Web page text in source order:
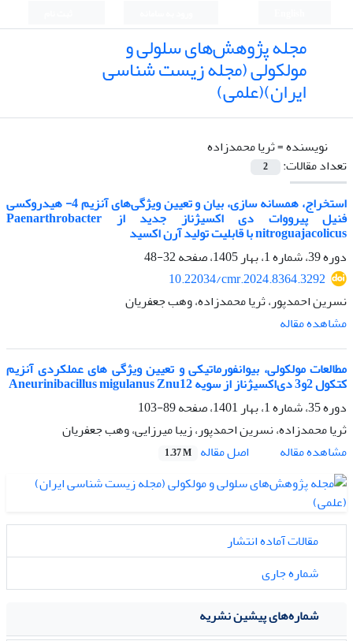
مجله پژوهش‌های سلولی و
مولکولی (مجله زیست شناسی
ایران)(علمی)
نویسنده =ثریا محمدزاده
تعداد مقالات:
2
استخراج، همسانه سازی، بیان و تعیین ویژگی‌های آنزیم 4- هیدروکسی
فنیل پیرووات دی اکسیژناز جدید از Paenarthrobacter
nitroguajacolicus با قابلیت تولید آرن اکسید
دوره 39، شماره 1، بهار 1405، صفحه
32-48
10.22034/cmr.2024.8364.3292
نسرین احمدپور، ثریا محمدزاده، وهب جعفریان
مشاهده مقاله
مطالعات مولکولی، بیوانفورماتیکی و تعیین ویژگی های عملکردی آنزیم
کتکول 2و3 دی‌اکسیژناز از سویه Aneurinibacillus migulanus Znu12
دوره 35، شماره 1، بهار 1401، صفحه
89-103
ثریا محمدزاده، نسرین احمدپور، زیبا میرزایی، وهب جعفریان
مشاهده مقاله
اصل مقاله 1.37 M
مقالات آماده انتشار
شماره جاری
شماره‌های پیشین نشریه